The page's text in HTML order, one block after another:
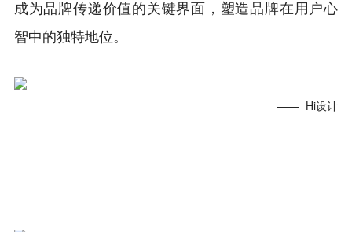
成为品牌传递价值的关键界面，塑造品牌在用户心
智中的独特地位。
—— Hi设计